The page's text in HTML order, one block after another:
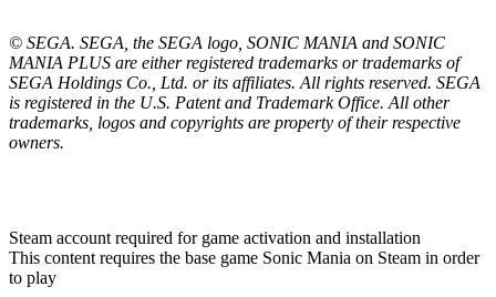
© SEGA. SEGA, the SEGA logo, SONIC MANIA and SONIC
MANIA PLUS are either registered trademarks or trademarks of
SEGA Holdings Co., Ltd. or its affiliates. All rights reserved. SEGA
is registered in the U.S. Patent and Trademark Office. All other
trademarks, logos and copyrights are property of their respective
owners.
Steam account required for game activation and installation
This content requires the base game Sonic Mania on Steam in order
to play